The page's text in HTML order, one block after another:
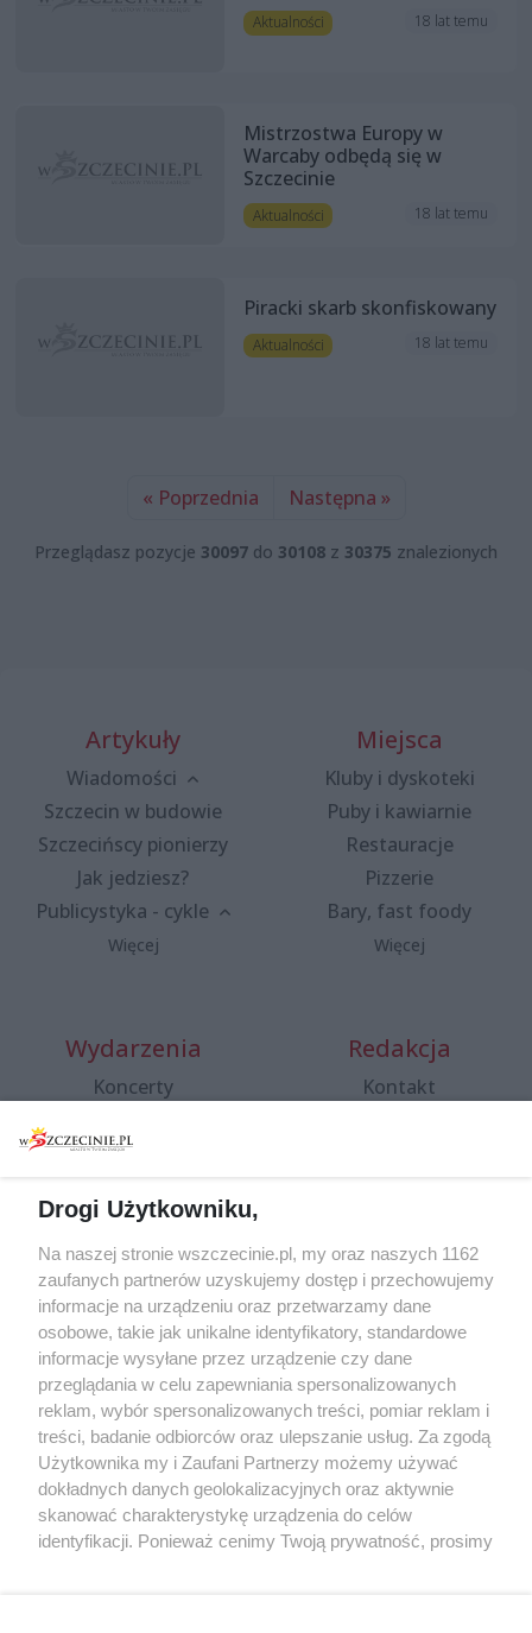
Aktualności 18 lat temu
Mistrzostwa Europy w
Warcaby odbędą się w
Szczecinie
Aktualności 18 lat temu
Piracki skarb skonfiskowany
Aktualności 18 lat temu
« Poprzednia Następna »
Przeglądasz pozycje 30097 do 30108 z 30375 znalezionych
Artykuły
Wiadomości
Szczecin w budowie
Szczecińscy pionierzy
Jak jedziesz?
Publicystyka - cykle
Więcej
Miejsca
Kluby i dyskoteki
Puby i kawiarnie
Restauracje
Pizzerie
Bary, fast foody
Więcej
Wydarzenia
Koncerty
Spacery i oprowadzania
targi
Wernisaże
Więcej
Redakcja
Kontakt
Specjalny koncert z okazji
20. urodzin portalu
wSzczecinie.pl
Regulamin konkursów
śniadaniówka "Hej
Szczecin! Jest piątek!"
Partnerzy
Praca Szczecin
Drogi Użytkowniku,
Na naszej stronie wszczecinie.pl, my oraz naszych 1162
zaufanych partnerów uzyskujemy dostęp i przechowujemy
informacje na urządzeniu oraz przetwarzamy dane
osobowe, takie jak unikalne identyfikatory, standardowe
informacje wysyłane przez urządzenie czy dane
przeglądania w celu zapewniania spersonalizowanych
reklam, wybór spersonalizowanych treści, pomiar reklam i
treści, badanie odbiorców oraz ulepszanie usług. Za zgodą
Użytkownika my i Zaufani Partnerzy możemy używać
dokładnych danych geolokalizacyjnych oraz aktywnie
skanować charakterystykę urządzenia do celów
identyfikacji. Ponieważ cenimy Twoją prywatność, prosimy